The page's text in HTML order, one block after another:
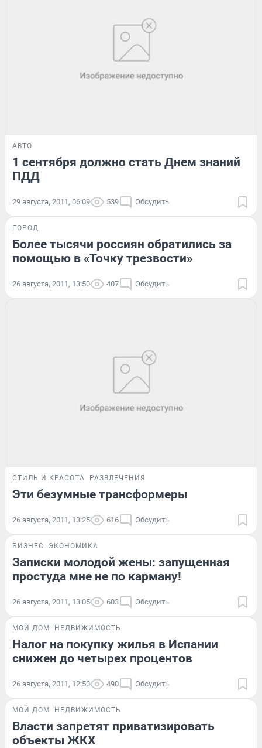
АВТО
1 сентября должно стать Днем знаний
ПДД
29 августа, 2011, 06:09 539 Обсудить
ГОРОД
Более тысячи россиян обратились за
помощью в «Точку трезвости»
26 августа, 2011, 13:50 407 Обсудить
СТИЛЬ И КРАСОТА РАЗВЛЕЧЕНИЯ
Эти безумные трансформеры
26 августа, 2011, 13:25 616 Обсудить
БИЗНЕС ЭКОНОМИКА
Записки молодой жены: запущенная
простуда мне не по карману!
26 августа, 2011, 13:05 603 Обсудить
МОЙ ДОМ НЕДВИЖИМОСТЬ
Налог на покупку жилья в Испании
снижен до четырех процентов
26 августа, 2011, 12:50 490 Обсудить
МОЙ ДОМ НЕДВИЖИМОСТЬ
Власти запретят приватизировать
объекты ЖКХ